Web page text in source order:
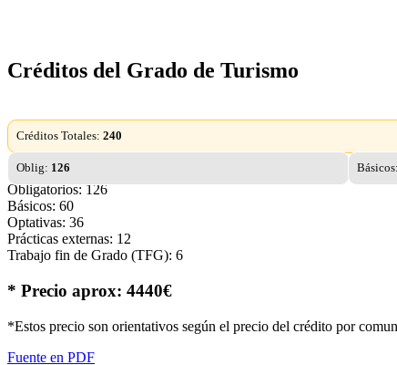
Créditos del Grado de Turismo
Créditos Totales: 240
Oblig: 126 Básicos:
Obligatorios: 126
Básicos: 60
Optativas: 36
Prácticas externas: 12
Trabajo fin de Grado (TFG): 6
* Precio aprox: 4440€
*Estos precio son orientativos según el precio del crédito por
Fuente en PDF